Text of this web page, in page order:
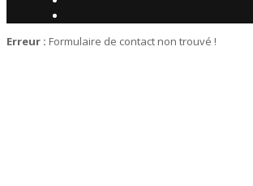
Erreur : Formulaire de contact non trouvé !